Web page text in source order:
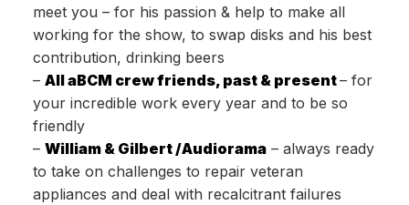
meet you – for his passion & help to make all
working for the show, to swap disks and his best
contribution, drinking beers
– All aBCM crew friends, past & present– for
your incredible work every year and to be so
friendly
– William & Gilbert /Audiorama – always ready
to take on challenges to repair veteran
appliances and deal with recalcitrant failures